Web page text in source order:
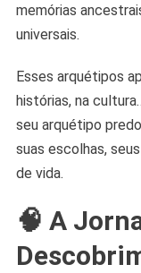
memórias
universais.
Esses arquétipos
histórias, na
seu arquétipo
suas escolhas,
de vida.
🧠 A